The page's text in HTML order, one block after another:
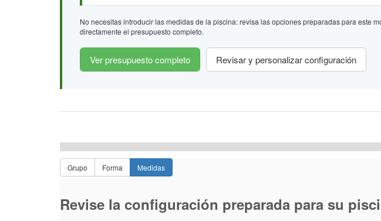
No necesitas introducir las medidas de la piscina: revisa las opciones preparadas para este
directamente el presupuesto completo.
Ver presupuesto completo Revisar y personalizar configuración
Grupo Forma Medidas
Revise la configuración preparada para su